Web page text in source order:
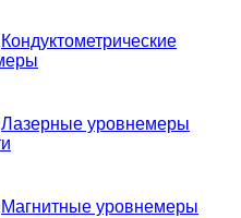
Кондуктометрические
Лазерные уровнемеры
Магнитные уровнемеры